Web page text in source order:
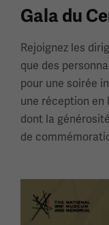
Gala du
Rejoignez les
que des
pour une soirée
une réception en
dont la
de